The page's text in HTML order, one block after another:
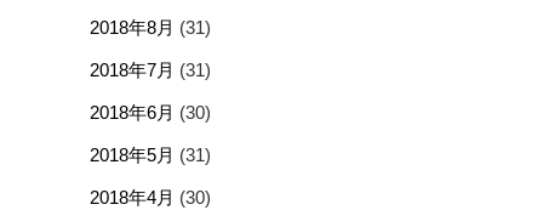
2018年8月 (31)
2018年7月 (31)
2018年6月 (30)
2018年5月 (31)
2018年4月 (30)